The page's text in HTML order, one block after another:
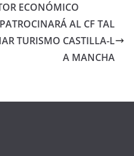
ECONÓMICO
AL CF TAL
TURISMO CASTILLA-L
A MANCHA